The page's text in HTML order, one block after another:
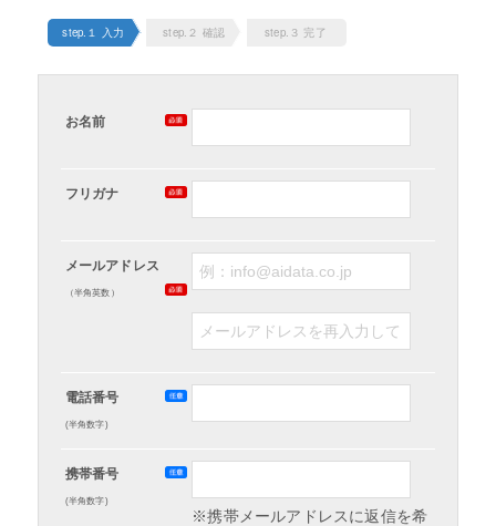
step.１ 入力 step.２ 確認 step.３ 完了
お名前
フリガナ
メールアドレス
（半角英数）
電話番号
(半角数字)
携帯番号
(半角数字)
※携帯メールアドレスに返信を希